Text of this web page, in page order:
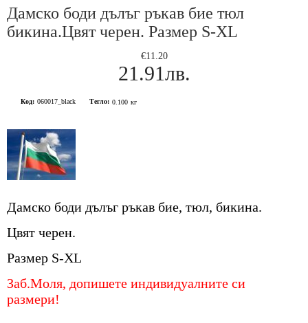
Дамско боди дълъг ръкав бие тюл
бикина.Цвят черен. Размер S-XL
€11.20
21.91лв.
Код: 060017_black Тегло: 0.100 кг
Дамско боди дълъг ръкав бие, тюл, бикина.
Цвят черен.
Размер S-XL
Заб.Моля, допишете индивидуалните си
размери!